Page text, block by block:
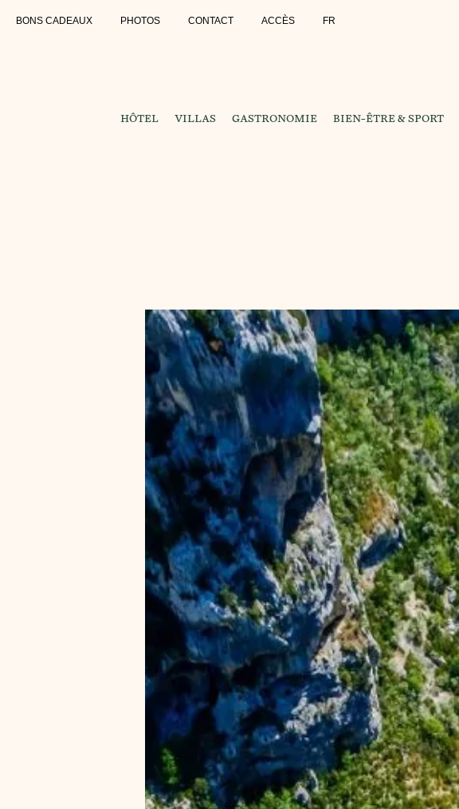
BONS CADEAUX PHOTOS CONTACT ACCÈS FR
HÔTEL VILLAS GASTRONOMIE BIEN-ÊTRE & SPORT